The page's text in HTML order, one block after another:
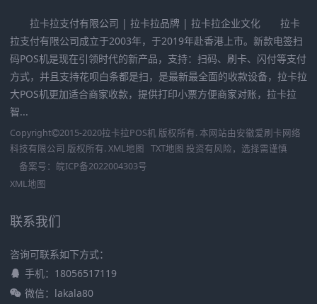
拉卡拉支付有限公司 | 拉卡拉品牌 | 拉卡拉企业文化 拉卡
拉支付有限公司成立于2003年，于2019年赴香港上市。新款电签扫
码POS机是现在引领时代的新产品，支持：扫码、刷卡、闪付等支付
方式，并且支持花呗白条都是扫，是最新最全面的收款设备，拉卡拉
大POS机更加适合商家收款，提供打印小票方便商家对账，拉卡拉
智...
Copyright 2015-2020拉卡拉POS机 版权所有. 本网站由安徽爱刷卡网络
科技有限公司 版权所有. XML地图 TXT地图 投资有风险，选择需谨慎
备案号： 皖ICP备2022004303号
XML地图
联系我们
咨询可联系如下方式：
手机：18056517119
微信：lakala80